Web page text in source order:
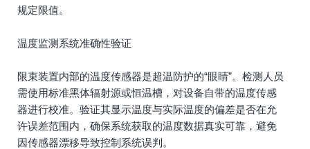
规定限值。
温度监测系统准确性验证
限束装置内部的温度传感器是超温防护的“眼睛”。检测人员
需使用标准黑体辐射源或恒温槽，对设备自带的温度传感
器进行校准。验证其显示温度与实际温度的偏差是否在允
许误差范围内，确保系统获取的温度数据真实可靠，避免
因传感器漂移导致控制系统误判。